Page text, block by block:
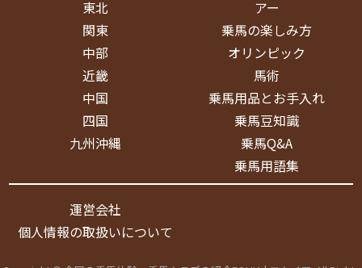
東北
関東
中部
近畿
中国
四国
九州沖縄
アー
乗馬の楽しみ方
オリンピック
馬術
乗馬用品とお手入れ
乗馬豆知識
乗馬Q&A
乗馬用語集
運営会社
個人情報の取扱いについて